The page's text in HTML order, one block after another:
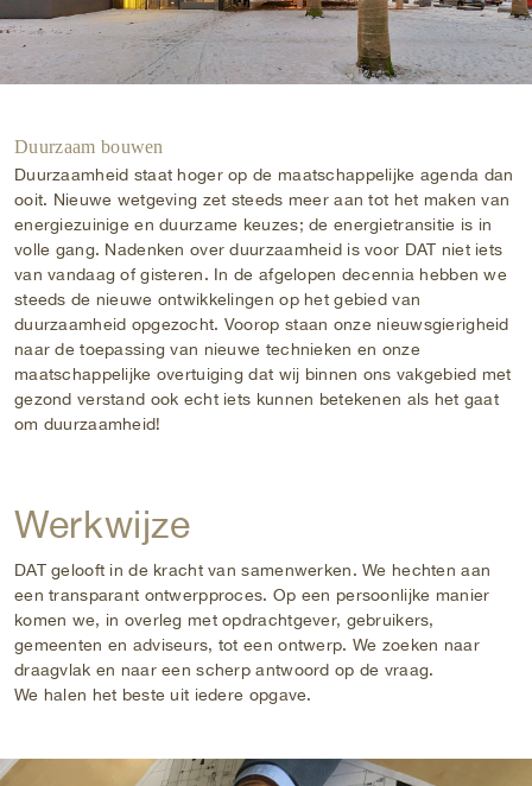
Duurzaam bouwen
Duurzaamheid staat hoger op de maatschappelijke agenda dan
ooit. Nieuwe wetgeving zet steeds meer aan tot het maken van
energiezuinige en duurzame keuzes; de energietransitie is in
volle gang. Nadenken over duurzaamheid is voor DAT niet iets
van vandaag of gisteren. In de afgelopen decennia hebben we
steeds de nieuwe ontwikkelingen op het gebied van
duurzaamheid opgezocht. Voorop staan onze nieuwsgierigheid
naar de toepassing van nieuwe technieken en onze
maatschappelijke overtuiging dat wij binnen ons vakgebied met
gezond verstand ook echt iets kunnen betekenen als het gaat
om duurzaamheid!
Werkwijze
DAT gelooft in de kracht van samenwerken. We hechten aan
een transparant ontwerpproces. Op een persoonlijke manier
komen we, in overleg met opdrachtgever, gebruikers,
gemeenten en adviseurs, tot een ontwerp. We zoeken naar
draagvlak en naar een scherp antwoord op de vraag.
We halen het beste uit iedere opgave.